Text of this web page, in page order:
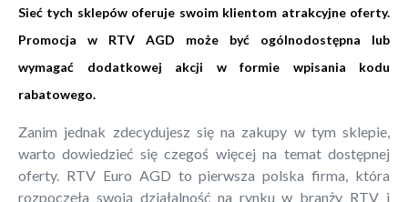
Sieć tych sklepów oferuje swoim klientom atrakcyjne oferty.
Promocja w RTV AGD może być ogólnodostępna lub
wymagać dodatkowej akcji w formie wpisania kodu
rabatowego.
Zanim jednak zdecydujesz się na zakupy w tym sklepie,
warto dowiedzieć się czegoś więcej na temat dostępnej
oferty. RTV Euro AGD to pierwsza polska firma, która
rozpoczęła swoją działalność na rynku w branży RTV i